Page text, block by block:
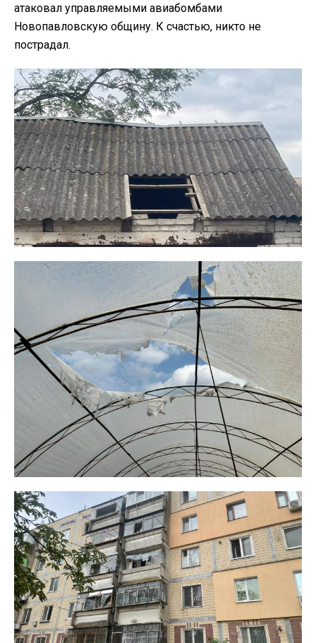
атаковал управляемыми авиабомбами
Новопавловскую общину. К счастью, никто не
пострадал.